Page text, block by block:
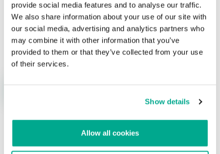
provide social media features and to analyse our traffic.
We also share information about your use of our site with
our social media, advertising and analytics partners who
may combine it with other information that you’ve
provided to them or that they’ve collected from your use
of their services.
Show details
Allow all cookies
Correo electrónico
ÚLTIMAS PUBLICACIONES